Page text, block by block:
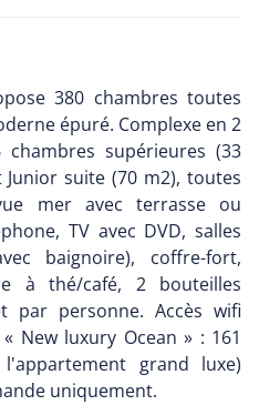
380 chambres toutes
épuré. Complexe en 2
supérieures (33
suite (70 m2), toutes
mer avec terrasse ou
TV avec DVD, salles
baignoire), coffre-fort,
à thé/café, 2 bouteilles
personne. Accès wifi
New luxury Ocean » : 161
grand luxe)
uniquement.